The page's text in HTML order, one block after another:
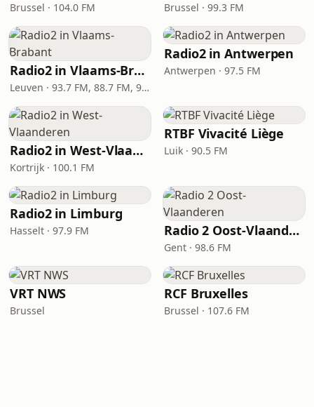
Brussel · 104.0 FM Brussel · 99.3 FM
Radio2 in Vlaams-Brabant
Leuven · 93.7 FM, 88.7 FM, 92.4 FM
Radio2 in Antwerpen
Antwerpen · 97.5 FM
Radio2 in West-Vlaanderen
Kortrijk · 100.1 FM
RTBF Vivacité Liège
Luik · 90.5 FM
Radio2 in Limburg
Hasselt · 97.9 FM Radio 2 Oost-Vlaanderen
Gent · 98.6 FM
VRT NWS
Brussel
RCF Bruxelles
Brussel · 107.6 FM